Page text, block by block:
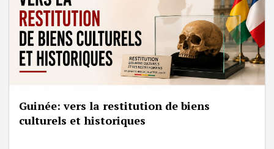
Guinée: vers la restitution de biens
culturels et historiques